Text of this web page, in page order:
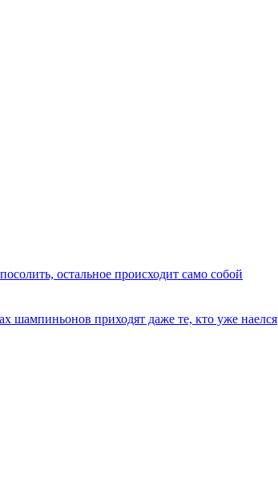
остальное происходит само собой
шампиньонов приходят даже те, кто уже наелся